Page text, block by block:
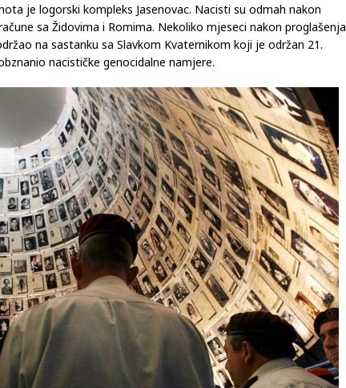
je logorski kompleks Jasenovac. Nacisti su odmah nakon
sa Židovima i Romima. Nekoliko mjeseci nakon proglašenja
na sastanku sa Slavkom Kvaternikom koji je održan 21.
nacističke genocidalne namjere.